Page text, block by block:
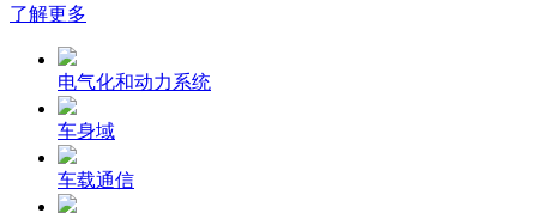
了解更多
电气化和动力系统
车身域
车载通信